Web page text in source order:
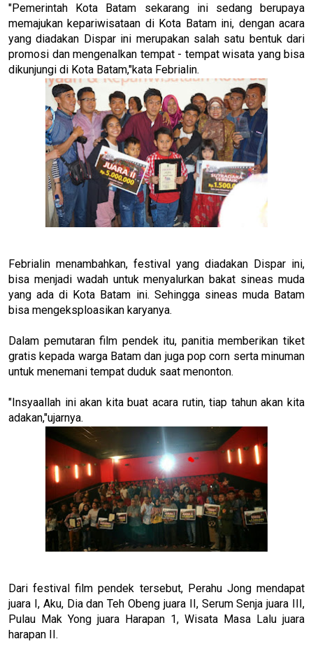
"Pemerintah Kota Batam sekarang ini sedang berupaya
memajukan kepariwisataan di Kota Batam ini, dengan acara
yang diadakan Dispar ini merupakan salah satu bentuk dari
promosi dan mengenalkan tempat - tempat wisata yang bisa
dikunjungi di Kota Batam,"kata Febrialin.
Febrialin menambahkan, festival yang diadakan Dispar ini,
bisa menjadi wadah untuk menyalurkan bakat sineas muda
yang ada di Kota Batam ini. Sehingga sineas muda Batam
bisa mengeksploasikan karyanya.
Dalam pemutaran film pendek itu, panitia memberikan tiket
gratis kepada warga Batam dan juga pop corn serta minuman
untuk menemani tempat duduk saat menonton.
"Insyaallah ini akan kita buat acara rutin, tiap tahun akan kita
adakan,"ujarnya.
Dari festival film pendek tersebut, Perahu Jong mendapat
juara I, Aku, Dia dan Teh Obeng juara II, Serum Senja juara III,
Pulau Mak Yong juara Harapan 1, Wisata Masa Lalu juara
harapan II.